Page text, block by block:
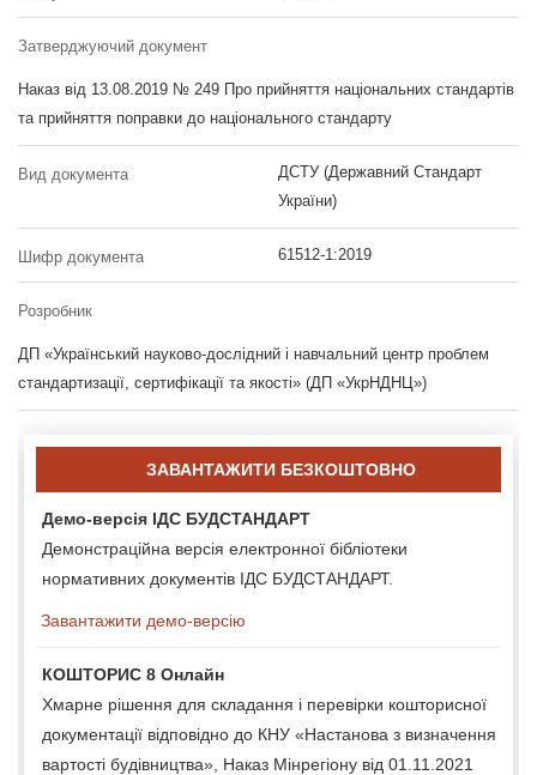
Затверджуючий документ
Наказ від 13.08.2019 № 249 Про прийняття національних стандартів
та прийняття поправки до національного стандарту
Вид документа
ДСТУ (Державний Стандарт
України)
Шифр документа 61512-1:2019
Розробник
ДП «Український науково-дослідний і навчальний центр проблем
стандартизації, сертифікації та якості» (ДП «УкрНДНЦ»)
ЗАВАНТАЖИТИ БЕЗКОШТОВНО
Демо-версія ІДС БУДСТАНДАРТ
Демонстраційна версія електронної бібліотеки
нормативних документів ІДС БУДСТАНДАРТ.
Завантажити демо-версію
КОШТОРИС 8 Онлайн
Хмарне рішення для складання і перевірки кошторисної
документації відповідно до КНУ «Настанова з визначення
вартості будівництва», Наказ Мінрегіону від 01.11.2021